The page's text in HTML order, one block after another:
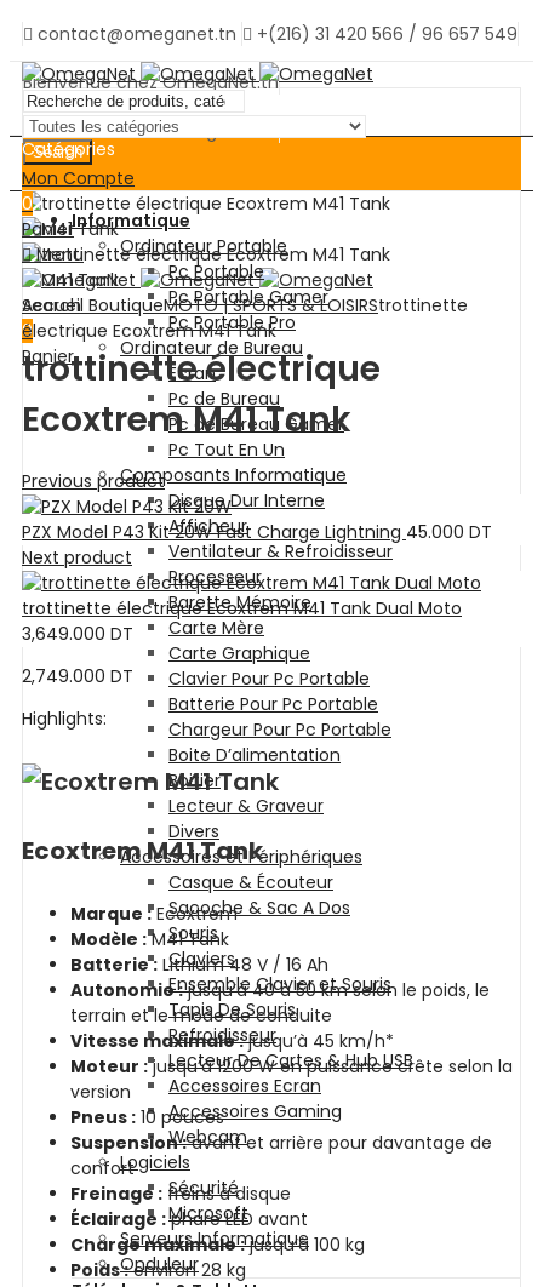
contact@omeganet.tn
+(216) 31 420 566 / 96 657 549
Bienvenue chez OmegaNet.tn
Bienvenue chez OmegaNet.tn
Search
Mon Compte
0
Panier
Menu
Search
0
Panier
Catégories
Informatique
Ordinateur Portable
Pc Portable
Pc Portable Gamer
Pc Portable Pro
Ordinateur de Bureau
Ecran
Pc de Bureau
Pc de Bureau Gamer
Pc Tout En Un
Composants Informatique
Disque Dur Interne
Afficheur
Ventilateur & Refroidisseur
Processeur
Barette Mémoire
Carte Mère
Carte Graphique
Clavier Pour Pc Portable
Batterie Pour Pc Portable
Chargeur Pour Pc Portable
Boite D’alimentation
Boitier
Lecteur & Graveur
Divers
Accessoires et Périphériques
Casque & Écouteur
Sacoche & Sac A Dos
Souris
Claviers
Ensemble Clavier et Souris
Tapis De Souris
Refroidisseur
Lecteur De Cartes & Hub USB
Accessoires Ecran
Accessoires Gaming
Webcam
Logiciels
Sécurité
Microsoft
Serveurs Informatique
Onduleur
Accueil BoutiqueMOTO | SPORTS & LOISIRStrottinette
électrique Ecoxtrem M41 Tank
trottinette électrique
Ecoxtrem M41 Tank
Previous product
PZX Model P43 Kit 20W Fast Charge Lightning 45.000 DT
Next product
trottinette électrique Ecoxtrem M41 Tank Dual Moto
3,649.000 DT
2,749.000 DT
Highlights:
Ecoxtrem M41 Tank
Marque :Ecoxtrem
Modèle :M41 Tank
Batterie : Lithium 48 V / 16 Ah
Autonomie :jusqu’à 40 à 50 km selon le poids, le
terrain et le mode de conduite
Vitesse maximale :jusqu’à 45 km/h*
Moteur :jusqu’à 1200 W en puissance crête selon la
version
Pneus : 10 pouces
Suspension :avant et arrière pour davantage de
confort
Freinage : freins à disque
Éclairage :phare LED avant
Charge maximale :jusqu’à 100 kg
Poids :environ 28 kg